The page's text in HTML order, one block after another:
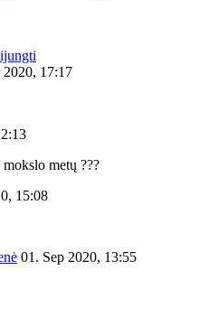
2020, 17:17
metų ???
15:08
01. Sep 2020, 13:55